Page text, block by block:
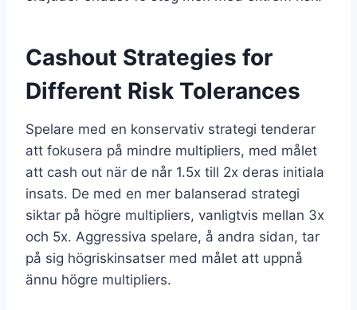
Cashout Strategies for
Different Risk Tolerances
Spelare med en konservativ strategi tenderar
att fokusera på mindre multipliers, med målet
att cash out när de når 1.5x till 2x deras initiala
insats. De med en mer balanserad strategi
siktar på högre multipliers, vanligtvis mellan 3x
och 5x. Aggressiva spelare, å andra sidan, tar
på sig högriskinsatser med målet att uppnå
ännu högre multipliers.